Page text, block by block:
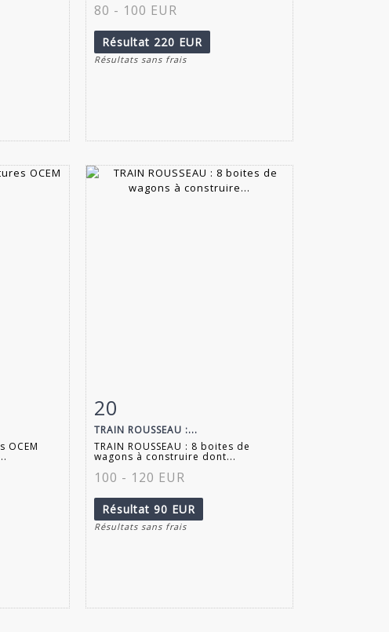
80 - 100 EUR
Résultat 220 EUR
Résultats sans frais
OCEM
Fiche détaillée
20
TRAIN ROUSSEAU :...
TRAIN ROUSSEAU : 8 boites de
wagons à construire dont...
100 - 120 EUR
Résultat 90 EUR
Résultats sans frais